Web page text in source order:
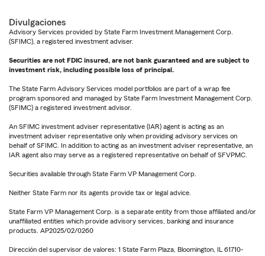
Divulgaciones
Advisory Services provided by State Farm Investment Management Corp.
(SFIMC), a registered investment adviser.
Securities are not FDIC insured, are not bank guaranteed and are subject to
investment risk, including possible loss of principal.
The State Farm Advisory Services model portfolios are part of a wrap fee
program sponsored and managed by State Farm Investment Management Corp.
(SFIMC) a registered investment advisor.
An SFIMC investment adviser representative (IAR) agent is acting as an
investment adviser representative only when providing advisory services on
behalf of SFIMC. In addition to acting as an investment adviser representative, an
IAR agent also may serve as a registered representative on behalf of SFVPMC.
Securities available through State Farm VP Management Corp.
Neither State Farm nor its agents provide tax or legal advice.
State Farm VP Management Corp. is a separate entity from those affiliated and/or
unaffiliated entities which provide advisory services, banking and insurance
products. AP2025/02/0260
Dirección del supervisor de valores: 1 State Farm Plaza, Bloomington, IL 61710-